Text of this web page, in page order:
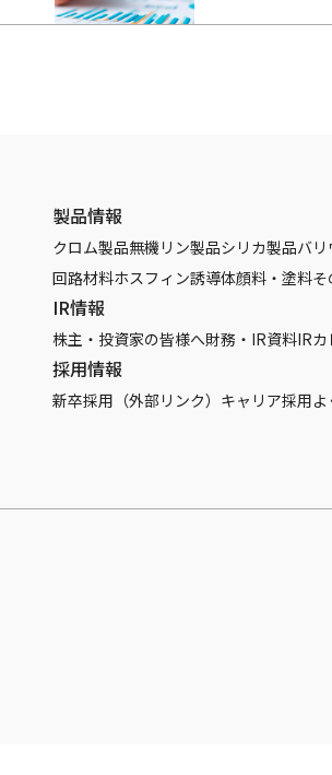
製品情報
クロム製品無機リン製品シリカ製品バ
回路材料ホスフィン誘導体顔料・塗料
IR情報
株主・投資家の皆様へ財務・IR資料IR
採用情報
新卒採用（外部リンク） キャリア採用